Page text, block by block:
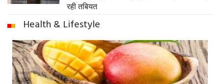
रही तबियत
Health & Lifestyle